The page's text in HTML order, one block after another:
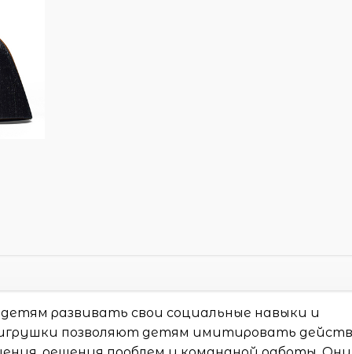
развивать свои социальные навыки и
позволяют детям имитировать